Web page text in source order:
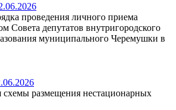
проведения личного приема
Совета депутатов внутригородского
муниципального Черемушки в
схемы размещения нестационарных